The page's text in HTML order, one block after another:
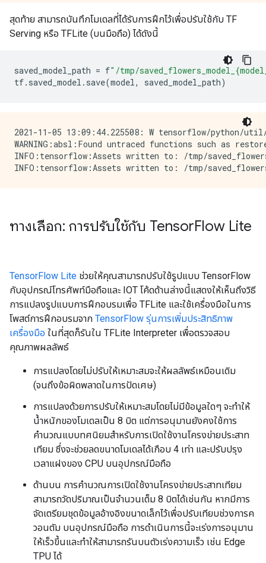
สุดท้าย สามารถบันทึกโมเดลที่ได้รับการฝึกไว้เพื่อปรับใช้กับ TF
Serving หรือ TFLite (บนมือถือ) ได้ดังนี้
saved_model_path = f"/tmp/
tf. saved_model . save(model, saved_model_path)
2021-11-05 13:09:44.225508: W tensorflow/
WARNING:absl:Found untraced functions such as
INFO:tensorflow:Assets written to: /tmp/
ทางเลือก: การปรับใช้กับ TensorFlow Lite
TensorFlow Lite ช่วยให้คุณสามารถปรับใช้รูปแบบ TensorFlow
กับอุปกรณ์โทรศัพท์มือถือและ IOT โค้ดด้านล่างนี้แสดงให้เห็นถึงวิธี
การแปลงรูปแบบการฝึกอบรมเพื่อ TFLite และใช้เครื่องมือในการ
โพสต์การฝึกอบรมจาก TensorFlow รุ่นการเพิ่มประสิทธิภาพ
เครื่องมือ ในที่สุดก็รันใน TFLite Interpreter เพื่อตรวจสอบ
คุณภาพผลลัพธ์
การแปลงโดยไม่ปรับให้เหมาะสมจะให้ผลลัพธ์เหมือนเดิม
(จนถึงข้อผิดพลาดในการปัดเศษ)
การแปลงด้วยการปรับให้เหมาะสมโดยไม่มีข้อมูลใดๆ จะทำให้
น้ำหนักของโมเดลเป็น 8 บิต แต่การอนุมานยังคงใช้การ
คำนวณแบบทศนิยมสำหรับการเปิดใช้งานโครงข่ายประสาท
เทียม ซึ่งจะช่วยลดขนาดโมเดลได้เกือบ 4 เท่า และปรับปรุง
เวลาแฝงของ CPU บนอุปกรณ์มือถือ
ด้านบน การคำนวณการเปิดใช้งานโครงข่ายประสาทเทียม
สามารถวัดปริมาณเป็นจำนวนเต็ม 8 บิตได้เช่นกัน หากมีการ
จัดเตรียมชุดข้อมูลอ้างอิงขนาดเล็กไว้เพื่อปรับเทียบช่วงการค
วอนตัม บนอุปกรณ์มือถือ การดำเนินการนี้จะเร่งการอนุมาน
ให้เร็วขึ้นและทำให้สามารถรันบนตัวเร่งความเร็ว เช่น Edge
TPU ได้